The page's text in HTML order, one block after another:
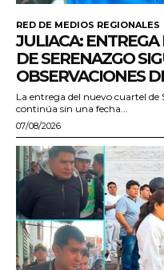
RED DE MEDIOS REGIONALES
JULIACA:
DE SERENAZGO
OBSERVACIONES
La entrega del nuevo cuartel
continúa sin una fecha...
07/08/2026